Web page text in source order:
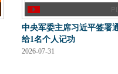
中央军委主席习近平签署
给1名个人记功
2026-07-31